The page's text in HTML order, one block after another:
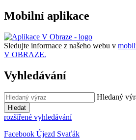
Mobilní aplikace
Sledujte informace z našeho webu v
V OBRAZE.
Vyhledávání
Hledaný
Hledat
rozšířené vyhledávání
Facebook Újezd Svaťák